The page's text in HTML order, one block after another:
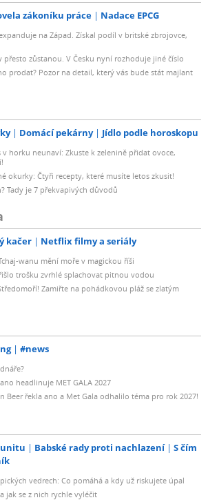
zákoníku práce Nadace EPCG
na Západ. Získal podíl v britské zbrojovce,
přesto zůstanou. V Česku nyní rozhoduje jiné číslo
prodat? Pozor na detail, který vás bude stát majlant
Domácí pekárny Jídlo podle horoskopu
v horku neunaví: Zkuste k zelenině přidat ovoce,
okurky: Čtyři recepty, které musíte letos zkusit!
Tady je 7 překvapivých důvodů
kačer Netflix filmy a seriály
wanu mění moře v magickou říši
trošku zvrhlé splachovat pitnou vodou
Zamiřte na pohádkovou pláž se zlatým
#news
headlinuje MET GALA 2027
Beer řekla ano a Met Gala odhalilo téma pro rok 2027!
Babské rady proti nachlazení
S čím
vedrech: Co pomáhá a kdy už riskujete úpal
jak se z nich rychle vyléčit